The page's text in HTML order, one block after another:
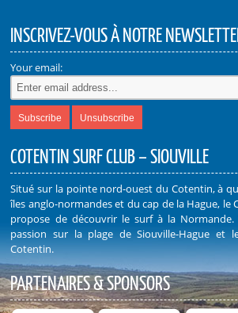
INSCRIVEZ-VOUS À NOTRE
Your email:
COTENTIN SURF CLUB – SIOUVILLE
Situé sur la pointe nord-ouest du Cotentin, à
îles anglo-normandes et du cap de la Hague, le
propose de découvrir le surf à la
passion sur la plage de Siouville-Hague et
Cotentin.
PARTENAIRES & SPONSORS